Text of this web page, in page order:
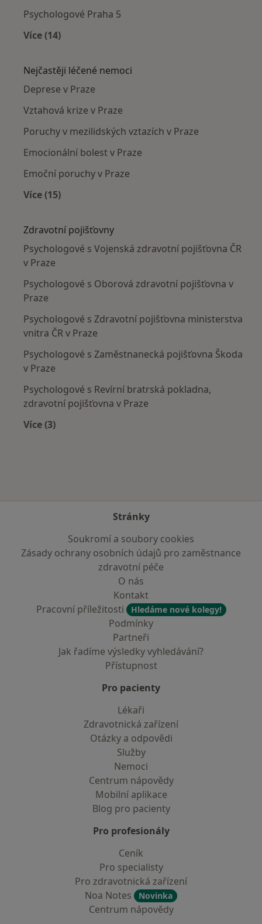
Psychologové Praha 5
Více (14)
Nejčastěji léčené nemoci
Deprese v Praze
Vztahová krize v Praze
Poruchy v mezilidských vztazích v Praze
Emocionální bolest v Praze
Emoční poruchy v Praze
Více (15)
Zdravotní pojišťovny
Psychologové s Vojenská zdravotní pojišťovna ČR
v Praze
Psychologové s Oborová zdravotní pojišťovna v
Praze
Psychologové s Zdravotní pojišťovna ministerstva
vnitra ČR v Praze
Psychologové s Zaměstnanecká pojišťovna Škoda
v Praze
Psychologové s Revírní bratrská pokladna,
zdravotní pojišťovna v Praze
Více (3)
Stránky
Soukromí a soubory cookies
Zásady ochrany osobních údajů pro zaměstnance
zdravotní péče
O nás
Kontakt
Pracovní příležitosti
Hledáme nové kolegy!
Podmínky
Partneři
Jak řadíme výsledky vyhledávání?
Přístupnost
Pro pacienty
Lékaři
Zdravotnická zařízení
Otázky a odpovědi
Služby
Nemoci
Centrum nápovědy
Mobilní aplikace
Blog pro pacienty
Pro profesionály
Ceník
Pro specialisty
Pro zdravotnická zařízení
Noa Notes
Novinka
Centrum nápovědy